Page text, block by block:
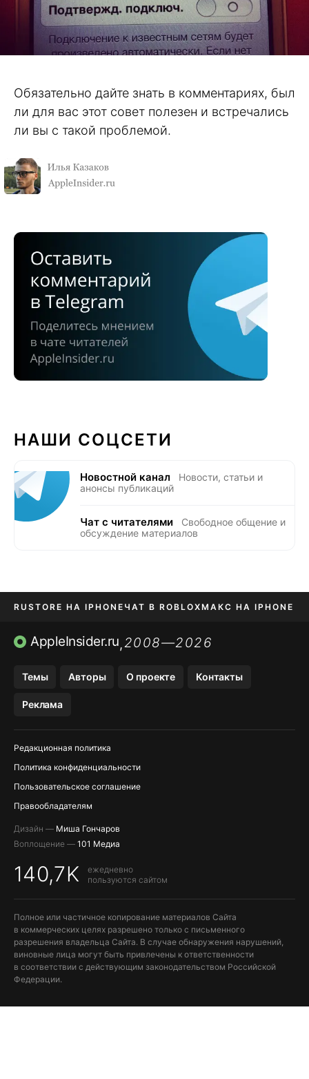
Обязательно дайте знать в комментариях, был
ли для вас этот совет полезен и встречались
ли вы с такой проблемой.
НАШИ СОЦСЕТИ
Новостной канал
Новости, статьи и
анонсы публикаций
Чат с читателями
Свободное общение и
обсуждение материалов
RUSTORE НА IPHONE ЧАТ В ROBLOXМАКС НА IPHONE
AVITO НА IPHONEВТБ ОНЛАЙН TIKTOK НА IPHONE
AppleInsider.ru,2008—2026
Темы Авторы О проекте Контакты
Реклама
Редакционная политика
Политика конфиденциальности
Пользовательское соглашение
Правообладателям
Дизайн — Миша Гончаров
Воплощение — 101 Медиа
140,7K
ежедневно
пользуются сайтом
Полное или частичное копирование материалов Сайта
в коммерческих целях разрешено только с письменного
разрешения владельца Сайта. В случае обнаружения нарушений,
виновные лица могут быть привлечены к ответственности
в соответствии с действующим законодательством Российской
Федерации.